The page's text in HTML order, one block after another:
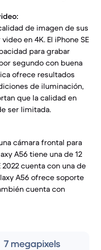
de imagen de sus
en 4K. El iPhone SE
para grabar
segundo con buena
ofrece resultados
de iluminación,
que la calidad en
ser limitada.
cámara frontal para
A56 tiene una de 12
2022 cuenta con una de
A56 ofrece soporte
cuenta con
7 megapixels